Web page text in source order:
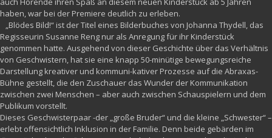
haben, war bei der Premiere deutlich zu erleben.
„Blödes Bild!“ ist der Titel eines Bilderbuches von Johanna Thydell, das
Regisseurin Susanne Reng nur als Anregung für ihr Kinderstück
genommen hatte. Ausgehend von dieser Geschichte über das Verhältnis
von Geschwistern, hat sie eine knapp 50-minütige bewegungsreiche
Darstellung kreativer und kommuni-kativer Prozesse auf die Abraxas-
Bühne gestellt, die den Zuschauer das Wunder der Kommunikation
zwischen zwei Menschen – aber auch zwischen Schauspielern und dem
Publikum vorstellt.
Dieses Geschwisterpaar -der „große Bruder“ und die kleine „Schwester“ –
erlebt offensichtlich Inklusion in der Familie. Denn beide gebärden im